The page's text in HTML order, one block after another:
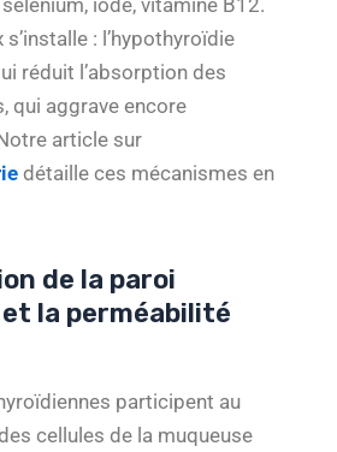
iode, vitamine B12.
: l’hypothyroïdie
réduit l’absorption des
qui aggrave encore
article sur
détaille ces mécanismes en
de la paroi
la perméabilité
participent au
cellules de la muqueuse